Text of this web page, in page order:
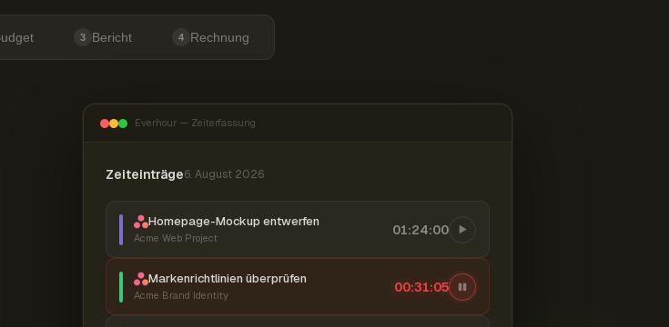
3 Bericht 4 Rechnung
Everhour — Zeiterfassung
Zeiteinträge6. August 2026
Homepage-Mockup entwerfen
Acme Web Project
01:24:00
Markenrichtlinien überprüfen
Acme Brand Identity
00:31:06